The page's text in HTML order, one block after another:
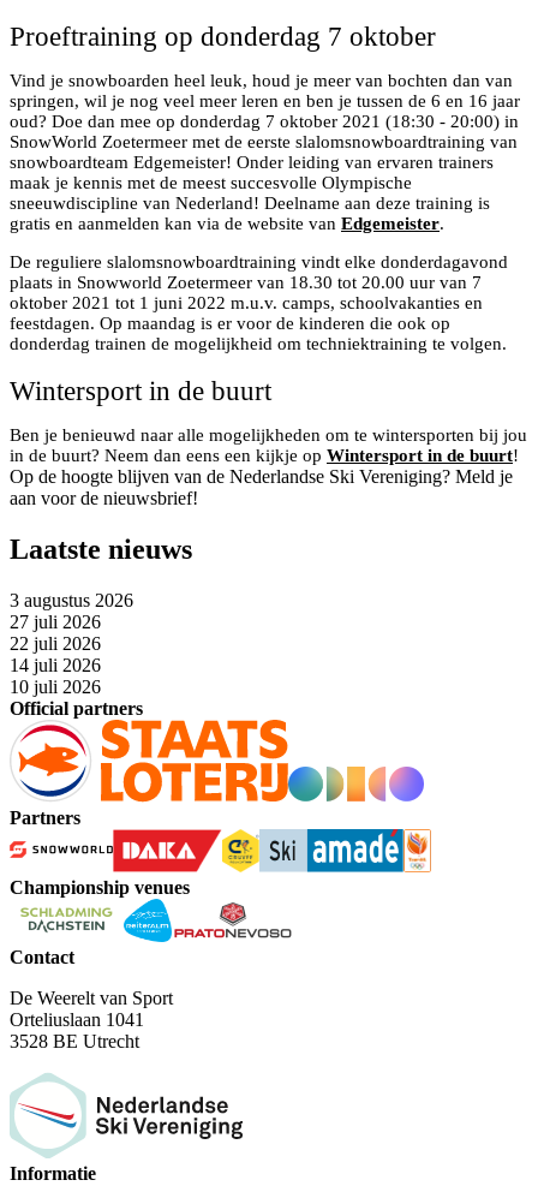
Proeftraining op donderdag 7 oktober
Vind je snowboarden heel leuk, houd je meer van bochten dan van
springen, wil je nog veel meer leren en ben je tussen de 6 en 16 jaar
oud? Doe dan mee op donderdag 7 oktober 2021 (18:30 - 20:00) in
SnowWorld Zoetermeer met de eerste slalomsnowboardtraining van
snowboardteam Edgemeister! Onder leiding van ervaren trainers
maak je kennis met de meest succesvolle Olympische
sneeuwdiscipline van Nederland! Deelname aan deze training is
gratis en aanmelden kan via de website van Edgemeister.
De reguliere slalomsnowboardtraining vindt elke donderdagavond
plaats in Snowworld Zoetermeer van 18.30 tot 20.00 uur van 7
oktober 2021 tot 1 juni 2022 m.u.v. camps, schoolvakanties en
feestdagen. Op maandag is er voor de kinderen die ook op
donderdag trainen de mogelijkheid om techniektraining te volgen.
Wintersport in de buurt
Ben je benieuwd naar alle mogelijkheden om te wintersporten bij jou
in de buurt? Neem dan eens een kijkje op Wintersport in de buurt!
Op de hoogte blijven van de Nederlandse Ski Vereniging? Meld je
aan voor de nieuwsbrief!
Laatste nieuws
3 augustus 2026
27 juli 2026
22 juli 2026
14 juli 2026
10 juli 2026
Official partners
Partners
Championship venues
Contact
De Weerelt van Sport
Orteliuslaan 1041
3528 BE Utrecht
Informatie